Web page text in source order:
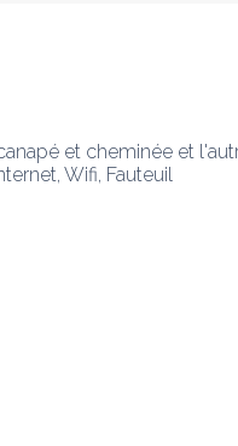
et cheminée et
Wifi, Fauteuil